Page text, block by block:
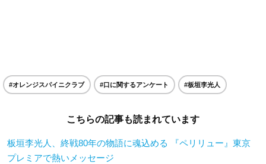
#オレンジスパイニクラブ #口に関するアンケート #板垣李光人
こちらの記事も読まれています
板垣李光人、終戦80年の物語に魂込める 『ペリリュー』東京
プレミアで熱いメッセージ